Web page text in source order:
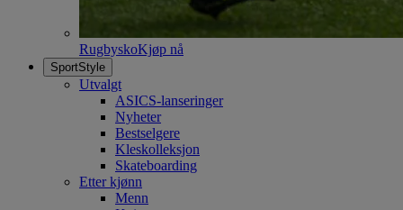
RugbyskoKjøp nå
SportStyle
Utvalgt
ASICS-lanseringer
Nyheter
Bestselgere
Kleskolleksjon
Skateboarding
Etter kjønn
Menn